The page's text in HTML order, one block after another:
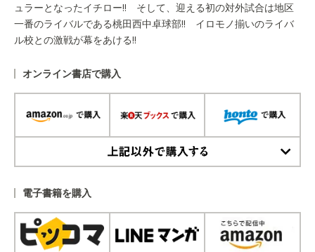
ュラーとなったイチロー!! そして、迎える初の対外試合は地区
一番のライバルである桃田西中卓球部!! イロモノ揃いのライバ
ル校との激戦が幕をあける!!
オンライン書店で購入
電子書籍を購入